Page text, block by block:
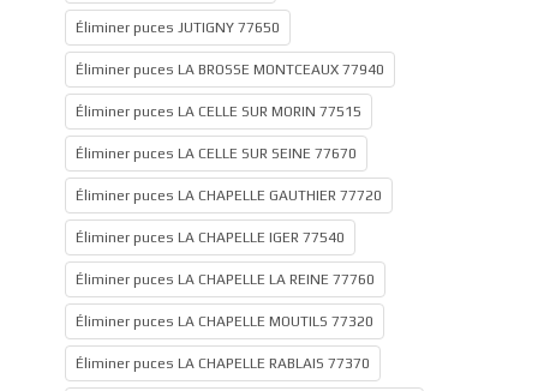
Éliminer puces JUTIGNY 77650
Éliminer puces LA BROSSE MONTCEAUX 77940
Éliminer puces LA CELLE SUR MORIN 77515
Éliminer puces LA CELLE SUR SEINE 77670
Éliminer puces LA CHAPELLE GAUTHIER 77720
Éliminer puces LA CHAPELLE IGER 77540
Éliminer puces LA CHAPELLE LA REINE 77760
Éliminer puces LA CHAPELLE MOUTILS 77320
Éliminer puces LA CHAPELLE RABLAIS 77370